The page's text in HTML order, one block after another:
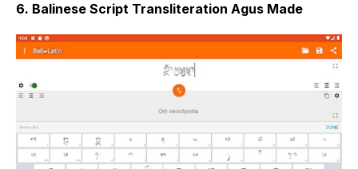
6. Balinese Script Transliteration Agus Made